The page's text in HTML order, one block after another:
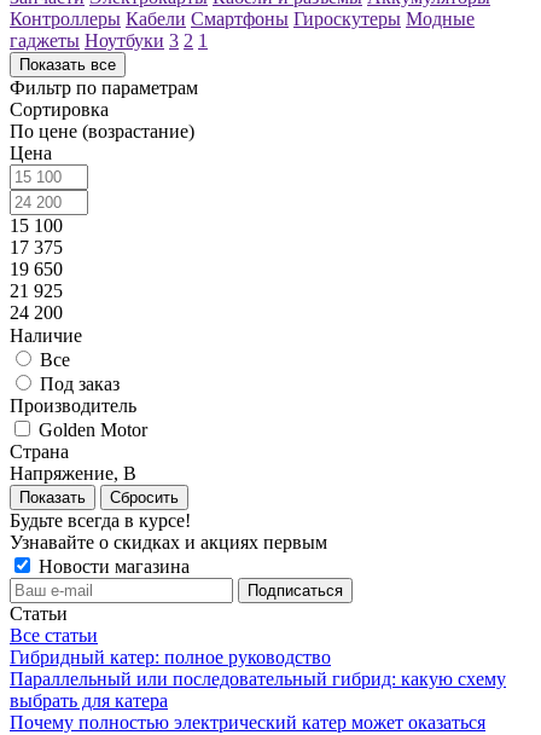
Контроллеры Кабели Смартфоны Гироскутеры Модные
гаджеты Ноутбуки 3 2 1
Показать все
Фильтр по параметрам
Сортировка
По цене (возрастание)
Цена
15 100
17 375
19 650
21 925
24 200
Наличие
Все
Под заказ
Производитель
Golden Motor
Страна
Напряжение, В
Сбросить
Будьте всегда в курсе!
Узнавайте о скидках и акциях первым
Новости магазина
Статьи
Все статьи
Гибридный катер: полное руководство
Параллельный или последовательный гибрид: какую схему
выбрать для катера
Почему полностью электрический катер может оказаться